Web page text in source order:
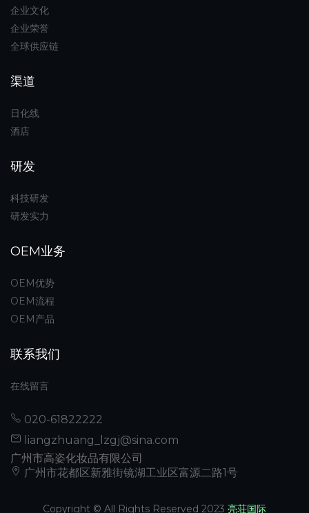
企业文化
企业荣誉
全球供应链
渠道
日化线
酒店
研发
科技研发
研发实力
OEM业务
OEM优势
OEM流程
OEM产品
联系我们
在线留言
020-61822222
liangzhuang_lzgj@sina.com
广州市高姿化妆品有限公司
广州市花都区新雅街镜湖工业区富源二路1号
Copyright © All Rights Reserved 2023 亮荘国际